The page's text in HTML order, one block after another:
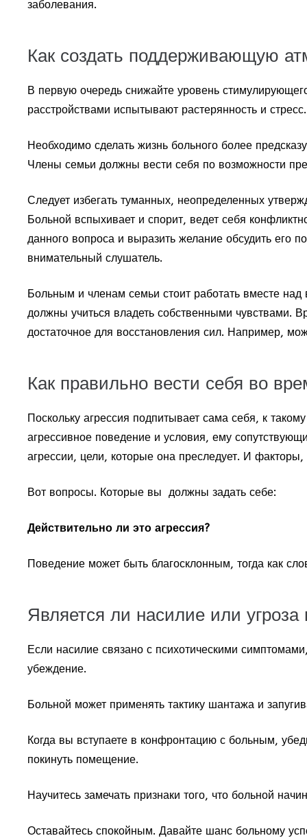
заболевания.
Как создать поддерживающую
В первую очередь снижайте уровень
расстройствами испытывают растерянность и
Необходимо сделать жизнь больного более
Члены семьи должны вести себя по возможности
Следует избегать туманных, неопределенных
Больной вспыхивает и спорит, ведет себя
данного вопроса и выразить желание обсудить его
внимательный слушатель.
Больным и членам семьи стоит работать вместе
должны учиться владеть собственными чувствами.
достаточное для восстановления сил. Например,
Как правильно вести себя во
Поскольку агрессия подпитывает сама себя, к
агрессивное поведение и условия, ему
агрессии, цели, которые она преследует. И
Вот вопросы. Которые вы должны задать себе:
Действительно ли это агрессия?
Поведение может быть благосклонным, тогда как
Является ли насилие или угроза
Если насилие связано с психотическими
убеждение.
Больной может применять тактику шантажа и
Когда вы вступаете в конфронтацию с больным,
покинуть помещение.
Научитесь замечать признаки того, что больной
Оставайтесь спокойным. Давайте шанс больному